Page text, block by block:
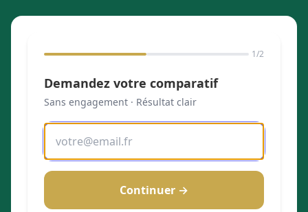
1/2
Demandez votre comparatif
Sans engagement · Résultat clair
Continuer →